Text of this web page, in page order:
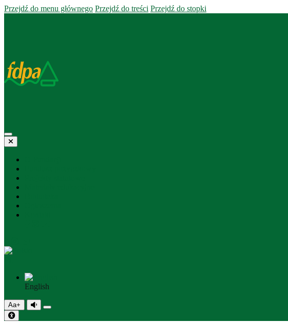
Przejdź do menu głównego Przejdź do treści Przejdź do stopki
English
Aa+